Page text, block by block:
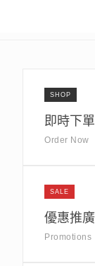
SHOP
即時下單
Order Now
SALE
優惠推廣
Promotions